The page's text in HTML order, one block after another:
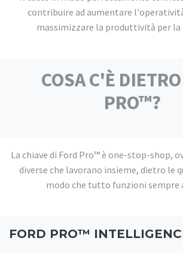
contribuire ad aumentare
massimizzare la produttività per la
COSA C'È
PRO™?
La chiave di Ford Pro™ è one-stop-shop,
diverse che lavorano insieme, dietro le
modo che tutto funzioni sempre
FORD PRO™